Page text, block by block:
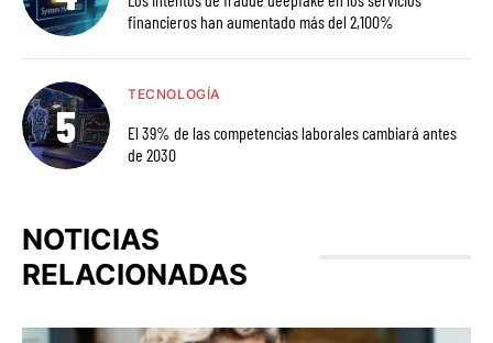
financieros han aumentado más del 2,100%
TECNOLOGÍA
El 39% de las competencias laborales cambiará antes
de 2030
NOTICIAS
RELACIONADAS